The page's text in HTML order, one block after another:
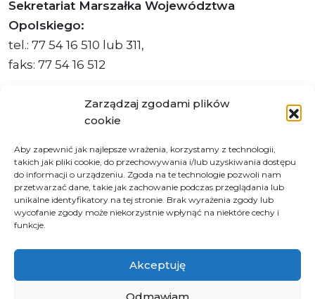
Zarządzaj zgodami plików
cookie
Aby zapewnić jak najlepsze wrażenia, korzystamy z technologii,
takich jak pliki cookie, do przechowywania i/lub uzyskiwania dostępu
do informacji o urządzeniu. Zgoda na te technologie pozwoli nam
przetwarzać dane, takie jak zachowanie podczas przeglądania lub
unikalne identyfikatory na tej stronie. Brak wyrażenia zgody lub
wycofanie zgody może niekorzystnie wpłynąć na niektóre cechy i
funkcje.
Akceptuję
Odmawiam
Sekretariat Marszałka Województwa
Opolskiego:
tel.: 77 54 16 510 lub 311,
faks: 77 54 16 512
Adres do e-Doręczeń
Urzędu: AE:PL-66703-73759-IGTUV-14
Polityka prywatności
Klauzula informacyjna RODO